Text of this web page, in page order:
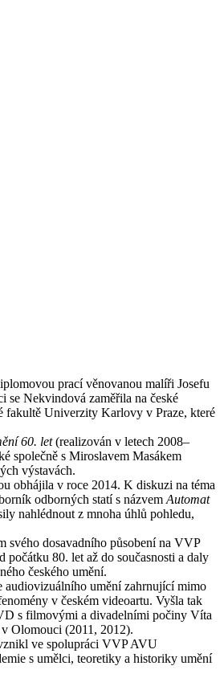
prací věnovanou malíři Josefu
se Nekvindová zaměřila na české
fakultě Univerzity Karlovy v Praze, které
60. let(realizován v letech 2008–
společně s Miroslavem Masákem
výstavách.
obhájila v roce 2014. K diskuzi na téma
odborných statí s názvem Automat
nahlédnout z mnoha úhlů pohledu,
svého dosavadního působení na VVP
80. let až do současnosti a daly
českého umění.
audiovizuálního umění zahrnující mimo
v českém videoartu. Vyšla tak
s filmovými a divadelními počiny Víta
Olomouci (2011, 2012).
ve spolupráci VVP AVU
s umělci, teoretiky a historiky umění